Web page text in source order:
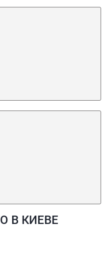
В КИЕВЕ